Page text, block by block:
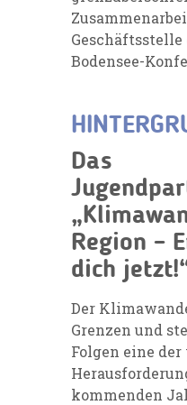
Bodensee-
Das
Region –
dich
Der
Grenzen und
Folgen eine
kommenden